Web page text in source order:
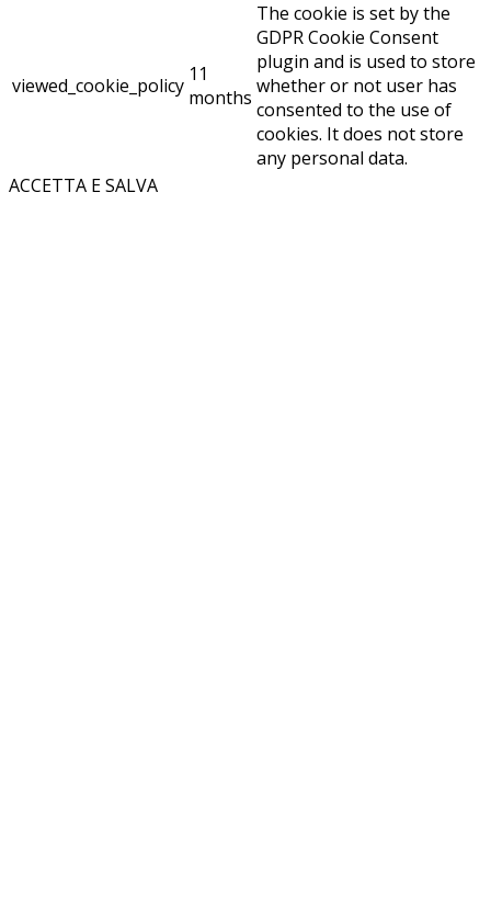
viewed_cookie_policy 11
months
The cookie is set by the
GDPR Cookie Consent
plugin and is used to store
whether or not user has
consented to the use of
cookies. It does not store
any personal data.
ACCETTA E SALVA